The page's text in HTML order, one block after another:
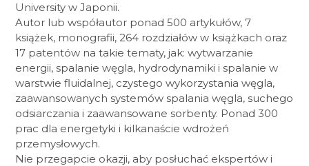
University w Japonii.
Autor lub współautor ponad 500 artykułów, 7
książek, monografii, 264 rozdziałów w książkach oraz
17 patentów na takie tematy, jak: wytwarzanie
energii, spalanie węgla, hydrodynamiki i spalanie w
warstwie fluidalnej, czystego wykorzystania węgla,
zaawansowanych systemów spalania węgla, suchego
odsiarczania i zaawansowane sorbenty. Ponad 300
prac dla energetyki i kilkanaście wdrożeń
przemysłowych.
Nie przegapcie okazji, aby posłuchać ekspertów i